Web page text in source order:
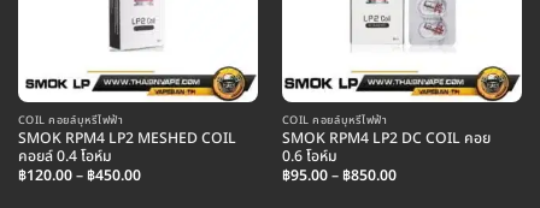
COIL คอยล์บุหรี่ไฟฟ้า
SMOK RPM4 LP2 MESHED COIL
คอยล์ 0.4 โอห์ม
฿120.00–฿450.00Price
COIL คอยล์บุหรี่ไฟฟ้า
SMOK RPM4 LP2 DC COIL คอย
0.6 โอห์ม
฿95.00–฿850.00Price